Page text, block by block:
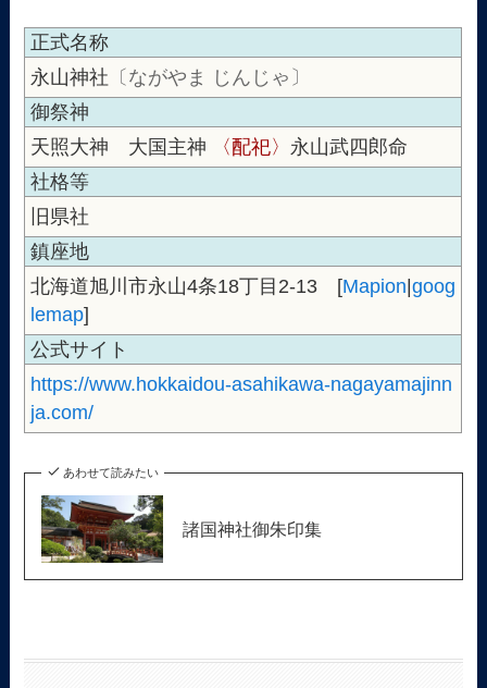
正式名称
永山神社 〔ながやま じんじゃ〕
御祭神
天照大神 大国主神
〈配祀〉 永山武四郎命
社格等
旧県社
鎮座地
北海道旭川市永山4条18丁目2-13 [Mapion|goog
lemap]
公式サイト
https://www.hokkaidou-asahikawa-nagayamajinn
ja.com/
あわせて読みたい
諸国神社御朱印集